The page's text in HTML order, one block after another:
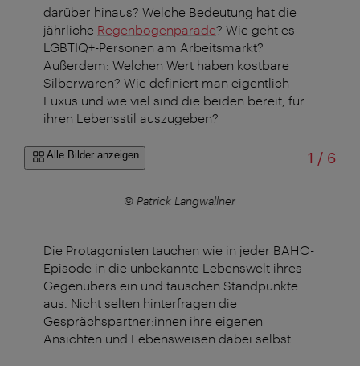
darüber hinaus? Welche Bedeutung hat die
jährliche Regenbogenparade? Wie geht es
LGBTIQ+-Personen am Arbeitsmarkt?
Außerdem: Welchen Wert haben kostbare
Silberwaren? Wie definiert man eigentlich
Luxus und wie viel sind die beiden bereit, für
ihren Lebensstil auszugeben?
Alle Bilder anzeigen 1 /von
6
© Patrick Langwallner
Die Protagonisten tauchen wie in jeder BAHÖ-
Episode in die unbekannte Lebenswelt ihres
Gegenübers ein und tauschen Standpunkte
aus. Nicht selten hinterfragen die
Gesprächspartner:innen ihre eigenen
Ansichten und Lebensweisen dabei selbst.